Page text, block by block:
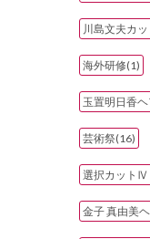
川島文夫カ
海外研修(1)
玉置明日香
芸術祭(16)
選択カットⅣ
金子 真由美